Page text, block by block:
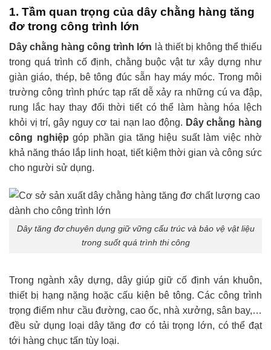
1. Tầm quan trọng của dây chằng hàng tăng
đơ trong công trình lớn
Dây chằng hàng công trình lớn là thiết bị không thể thiếu
trong quá trình cố định, chằng buộc vật tư xây dựng như
giàn giáo, thép, bê tông đúc sẵn hay máy móc. Trong môi
trường công trình phức tạp rất dễ xảy ra những cú va đập,
rung lắc hay thay đổi thời tiết có thể làm hàng hóa lệch
khỏi vị trí, gây nguy cơ tai nạn lao động. Dây chằng hàng
công nghiệp góp phần gia tăng hiệu suất làm việc nhờ
khả năng tháo lắp linh hoạt, tiết kiệm thời gian và công sức
cho người sử dụng.
Dây tăng đơ chuyên dụng giữ vững cấu trúc và bảo vệ vật liệu
trong suốt quá trình thi công
Trong ngành xây dựng, dây giúp giữ cố định ván khuôn,
thiết bị hạng nặng hoặc cấu kiện bê tông. Các công trình
trọng điểm như cầu đường, cao ốc, nhà xưởng, sân bay,…
đều sử dụng loại dây tăng đơ có tải trọng lớn, có thể đạt
tới hàng chục tấn tùy loại.